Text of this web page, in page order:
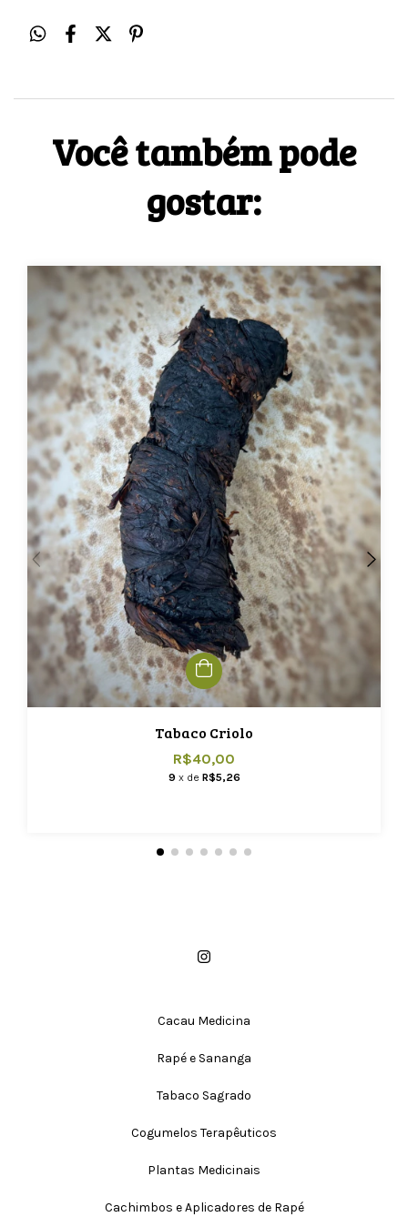
Você também pode
gostar:
Tabaco Criolo
R$40,00
9 x de R$5,26
Cacau Medicina
Rapé e Sananga
Tabaco Sagrado
Cogumelos Terapêuticos
Plantas Medicinais
Cachimbos e Aplicadores de Rapé